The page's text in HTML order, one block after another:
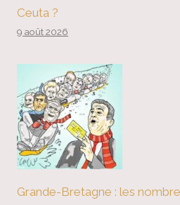
Ceuta ?
9 août 2026
Grande-Bretagne : les